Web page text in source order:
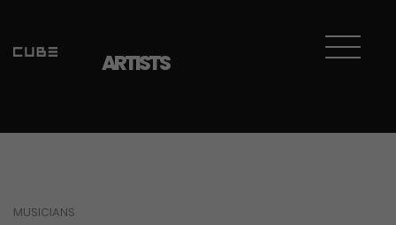
ARTISTS
MUSICIANS